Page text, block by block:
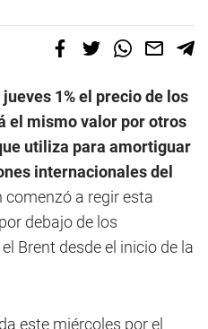
1% el precio de los
el mismo valor por otros
utiliza para amortiguar
internacionales del
comenzó a regir esta
debajo de los
Brent desde el inicio de la
este miércoles por el